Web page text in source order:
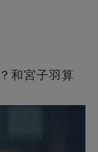
和宮子羽算